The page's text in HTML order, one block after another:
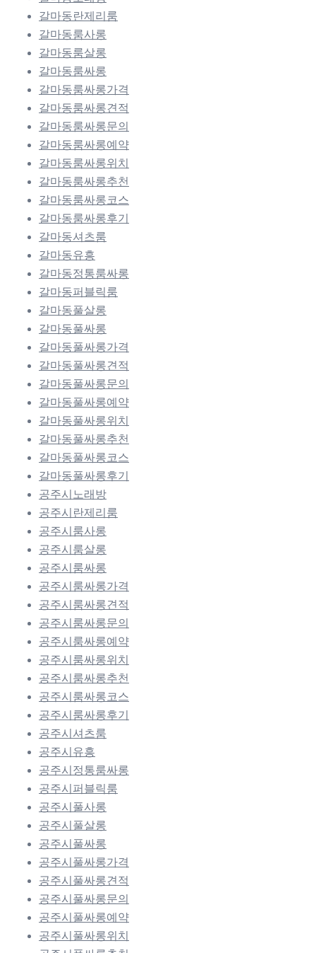
갈마동란제리룸
갈마동룸사롱
갈마동룸살롱
갈마동룸싸롱
갈마동룸싸롱가격
갈마동룸싸롱견적
갈마동룸싸롱문의
갈마동룸싸롱예약
갈마동룸싸롱위치
갈마동룸싸롱추천
갈마동룸싸롱코스
갈마동룸싸롱후기
갈마동셔츠룸
갈마동유흥
갈마동정통룸싸롱
갈마동퍼블릭룸
갈마동풀살롱
갈마동풀싸롱
갈마동풀싸롱가격
갈마동풀싸롱견적
갈마동풀싸롱문의
갈마동풀싸롱예약
갈마동풀싸롱위치
갈마동풀싸롱추천
갈마동풀싸롱코스
갈마동풀싸롱후기
공주시노래방
공주시란제리룸
공주시룸사롱
공주시룸살롱
공주시룸싸롱
공주시룸싸롱가격
공주시룸싸롱견적
공주시룸싸롱문의
공주시룸싸롱예약
공주시룸싸롱위치
공주시룸싸롱추천
공주시룸싸롱코스
공주시룸싸롱후기
공주시셔츠룸
공주시유흥
공주시정통룸싸롱
공주시퍼블릭룸
공주시풀사롱
공주시풀살롱
공주시풀싸롱
공주시풀싸롱가격
공주시풀싸롱견적
공주시풀싸롱문의
공주시풀싸롱예약
공주시풀싸롱위치